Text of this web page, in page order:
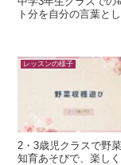
ト分を自分の言葉と
レッスンの様子
2・3歳児クラスで野
知育あそびで、楽し